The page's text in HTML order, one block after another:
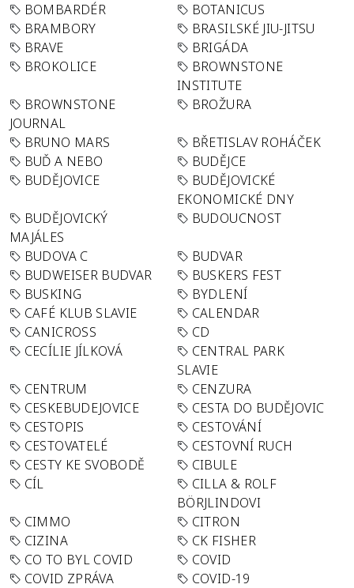
BOMBARDÉR
BOTANICUS
BRAMBORY
BRASILSKÉ JIU-JITSU
BRAVE
BRIGÁDA
BROKOLICE
BROWNSTONE
INSTITUTE
BROWNSTONE
JOURNAL
BROŽURA
BRUNO MARS
BŘETISLAV ROHÁČEK
BUĎ A NEBO
BUDĚJCE
BUDĚJOVICE
BUDĚJOVICKÉ
EKONOMICKÉ DNY
BUDĚJOVICKÝ
MAJÁLES
BUDOUCNOST
BUDOVA C
BUDVAR
BUDWEISER BUDVAR
BUSKERS FEST
BUSKING
BYDLENÍ
CAFÉ KLUB SLAVIE
CALENDAR
CANICROSS
CD
CECÍLIE JÍLKOVÁ
CENTRAL PARK
SLAVIE
CENTRUM
CENZURA
CESKEBUDEJOVICE
CESTA DO BUDĚJOVIC
CESTOPIS
CESTOVÁNÍ
CESTOVATELÉ
CESTOVNÍ RUCH
CESTY KE SVOBODĚ
CIBULE
CÍL
CILLA & ROLF
BÖRJLINDOVI
CIMMO
CITRON
CIZINA
CK FISHER
CO TO BYL COVID
COVID
COVID ZPRÁVA
COVID-19